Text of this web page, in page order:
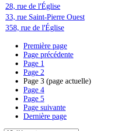
28, rue de l'Église
33, rue Saint-Pierre Ouest
358, rue de l'Église
Première page
Page précédente
Page 1
Page 2
Page 3 (page actuelle)
Page 4
Page 5
Page suivante
Dernière page